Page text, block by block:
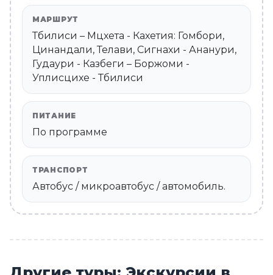
МАРШРУТ
Тбилиси – Мцхета - Кахетия: Гомбори,
Цинандали, Телави, Сигнахи - Ананури,
Гудаури - Казбеги – Боржоми -
Уплисцихе - Тбилиси
ПИТАНИЕ
По программе
ТРАНСПОРТ
Автобус / микроавтобус / автомобиль.